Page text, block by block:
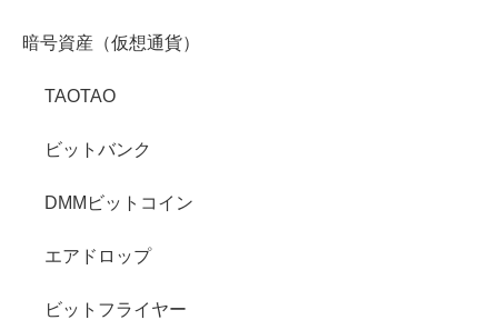
暗号資産（仮想通貨）
TAOTAO
ビットバンク
DMMビットコイン
エアドロップ
ビットフライヤー